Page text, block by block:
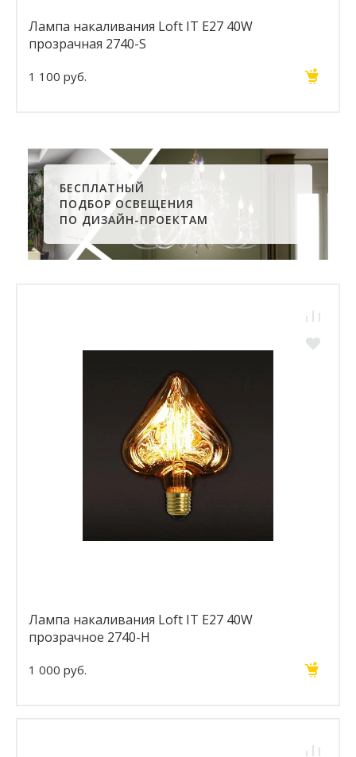
Лампа накаливания Loft IT E27 40W
прозрачная 2740-S
1 100 руб.
БЕСПЛАТНЫЙ
ПОДБОР ОСВЕЩЕНИЯ
ПО ДИЗАЙН-ПРОЕКТАМ
Лампа накаливания Loft IT E27 40W
прозрачное 2740-H
1 000 руб.